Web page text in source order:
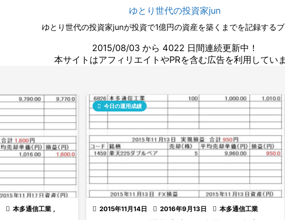
ゆとり世代の投資家jun
ゆとり世代の投資家junが投資で1億円の資産を築くまでを記録するブ
2015/08/03 から 4022 日間連続更新中！
本サイトはアフィリエイトやPRを含む広告を利用してい
 本多通信工業 ,
 2015年11月14日  2016年9月13日
 今日の運用成績
 本多通信工業